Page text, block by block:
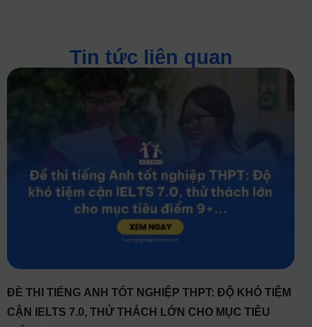
Tin tức liên quan
ĐỀ THI TIẾNG ANH TỐT NGHIỆP THPT: ĐỘ KHÓ TIỆM
CẬN IELTS 7.0, THỬ THÁCH LỚN CHO MỤC TIÊU